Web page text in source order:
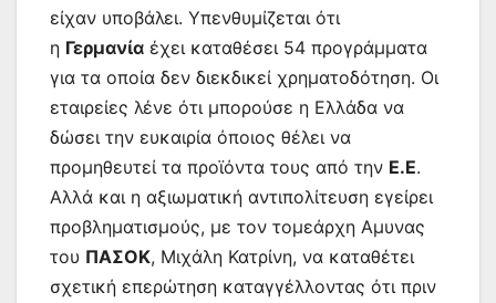
είχαν υποβάλει. Υπενθυμίζεται ότι
η Γερμανία έχει καταθέσει 54 προγράμματα
για τα οποία δεν διεκδικεί χρηματοδότηση. Οι
εταιρείες λένε ότι μπορούσε η Ελλάδα να
δώσει την ευκαιρία όποιος θέλει να
προμηθευτεί τα προϊόντα τους από την Ε.Ε.
Αλλά και η αξιωματική αντιπολίτευση εγείρει
προβληματισμούς, με τον τομεάρχη Αμυνας
του ΠΑΣΟΚ, Μιχάλη Κατρίνη, να καταθέτει
σχετική επερώτηση καταγγέλλοντας ότι πριν